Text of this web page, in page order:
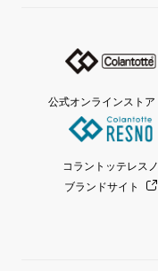
公式オンラインストア
コラントッテレスノ
ブランドサイト